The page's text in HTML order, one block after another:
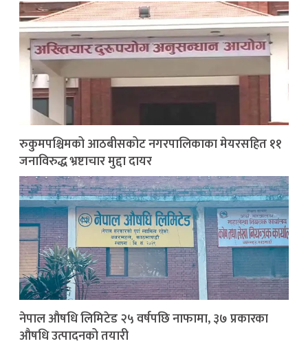
रुकुमपश्चिमको आठबीसकोट नगरपालिकाका मेयरसहित ११
जनाविरुद्ध भ्रष्टाचार मुद्दा दायर
नेपाल औषधि लिमिटेड २५ वर्षपछि नाफामा, ३७ प्रकारका
औषधि उत्पादनको तयारी